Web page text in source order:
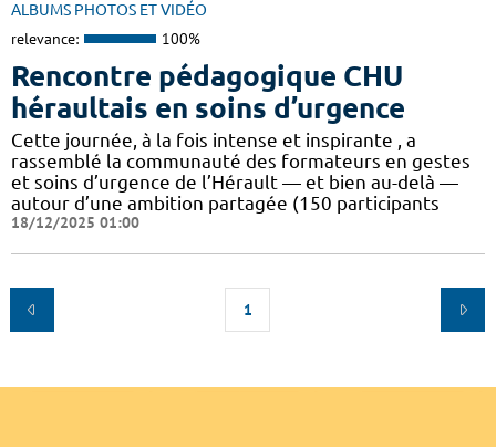
ALBUMS PHOTOS ET VIDÉO
relevance: 100%
Rencontre pédagogique CHU
héraultais en soins d’urgence
Cette journée, à la fois intense et inspirante , a
rassemblé la communauté des formateurs en gestes
et soins d’urgence de l’Hérault — et bien au-delà —
autour d’une ambition partagée (150 participants
18/12/2025 01:00
1